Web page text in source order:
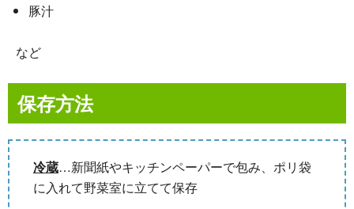
豚汁
など
保存方法
冷蔵…新聞紙やキッチンペーパーで包み、ポリ袋
に入れて野菜室に立てて保存